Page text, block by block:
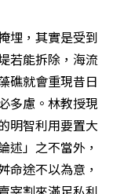
埋，其實是受到
若能拆除，海流
礁就會重現昔日
多慮。林教授現
明智利用要置大
述」之不當外，
命途不以為意，